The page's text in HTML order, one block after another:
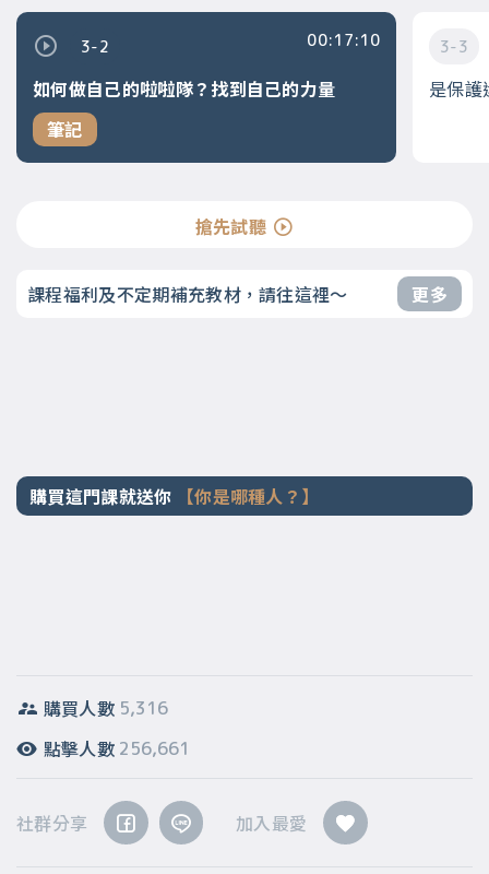
3-2
如何做自己的啦啦隊？找到自己的力量
筆記
00:17:10 3-3
是保護
搶先試聽
課程福利及不定期補充教材，請往這裡～ 更多
購買這門課就送你 【你是哪種人？】
購買人數 5,316
點擊人數 256,661
社群分享 加入最愛